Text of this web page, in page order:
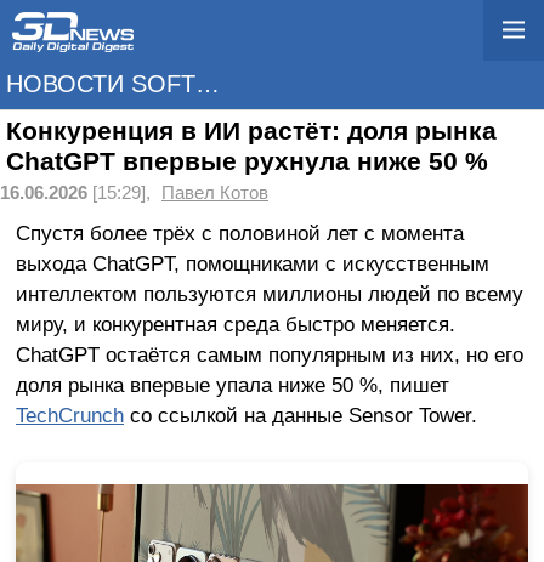
НОВОСТИ SOFTWARE
Конкуренция в ИИ растёт: доля рынка
ChatGPT впервые рухнула ниже 50 %
16.06.2026 [15:29], Павел Котов
Спустя более трёх с половиной лет с момента
выхода ChatGPT, помощниками с искусственным
интеллектом пользуются миллионы людей по всему
миру, и конкурентная среда быстро меняется.
ChatGPT остаётся самым популярным из них, но его
доля рынка впервые упала ниже 50 %, пишет
TechCrunchсо ссылкой на данные Sensor Tower.